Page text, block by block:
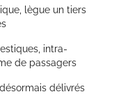
lègue un tiers
intra-
de passagers
délivrés